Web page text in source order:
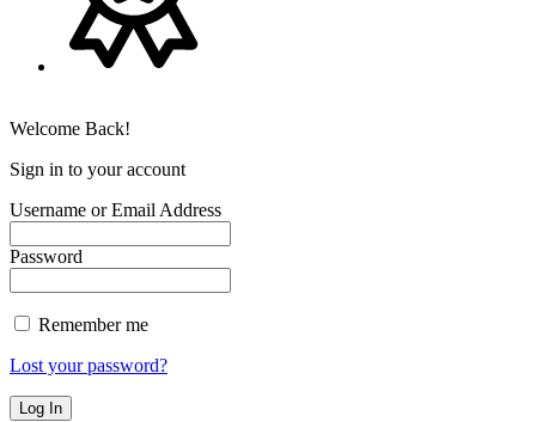
Welcome Back!
Sign in to your account
Username or Email Address
Password
Remember me
Lost your password?